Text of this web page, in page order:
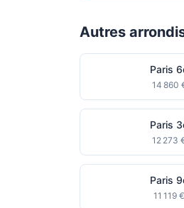
Autres
Paris
14 860
Paris
12 273
Paris
11 119